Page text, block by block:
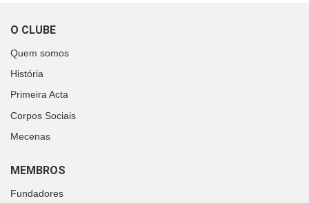
O CLUBE
Quem somos
História
Primeira Acta
Corpos Sociais
Mecenas
MEMBROS
Fundadores